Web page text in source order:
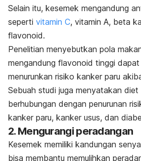
Selain itu, kesemek mengandung
seperti vitamin C, vitamin A, beta
flavonoid.
Penelitian menyebutkan pola
mengandung flavonoid tinggi
menurunkan risiko kanker paru
Sebuah studi juga menyatakan
berhubungan dengan penurunan
kanker paru, kanker usus, dan
2. Mengurangi peradangan
Kesemek memiliki kandungan
bisa membantu memulihkan